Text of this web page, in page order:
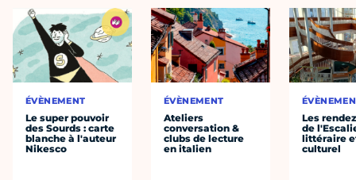
ÉVÈNEMENT
Le super pouvoir
des Sourds : carte
blanche à l'auteur
Nikesco
ÉVÈNEMENT
Ateliers
conversation &
clubs de lecture
en italien
Les
de
littéraire
culturel